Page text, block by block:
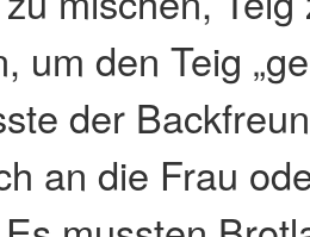
um den Teig
der
an die Frau